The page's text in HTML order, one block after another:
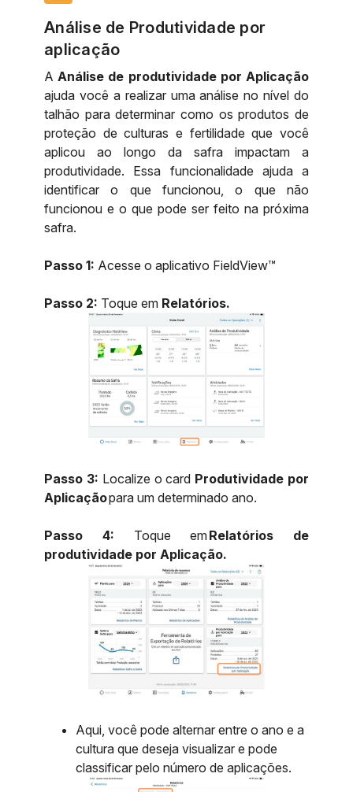
Análise de Produtividade por
aplicação
A Análise de produtividade por Aplicação
ajuda você a realizar uma análise no nível do
talhão para determinar como os produtos de
proteção de culturas e fertilidade que você
aplicou ao longo da safra impactam a
produtividade. Essa funcionalidade ajuda a
identificar o que funcionou, o que não
funcionou e o que pode ser feito na próxima
safra.
Passo 1: Acesse o aplicativo FieldView™
Passo 2: Toque em Relatórios.
Passo 3: Localize o card Produtividade por
Aplicaçãopara um determinado ano.
Passo 4: Toque emRelatórios de
produtividade por Aplicação.
Aqui, você pode alternar entre o ano e a
cultura que deseja visualizar e pode
classificar pelo número de aplicações.